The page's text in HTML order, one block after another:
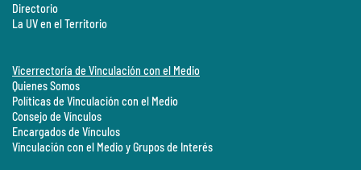
Directorio
La UV en el Territorio
Vicerrectoría de Vinculación con el Medio
Quienes Somos
Políticas de Vinculación con el Medio
Consejo de Vínculos
Encargados de Vínculos
Vinculación con el Medio y Grupos de Interés